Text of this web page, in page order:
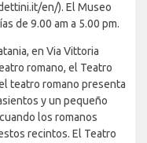
en/). El Museo
de 9.00 am a 5.00 pm.
en Via Vittoria
romano, el Teatro
teatro romano presenta
y un pequeño
los romanos
recintos. El Teatro